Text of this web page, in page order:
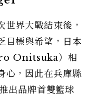
界大戰結束後，
目標與希望，日本
Onitsuka）相
心，因此在兵庫縣
出品牌首雙籃球